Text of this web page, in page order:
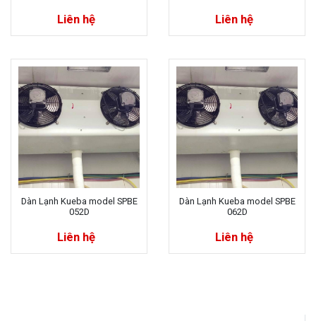
Liên hệ Liên hệ
Dàn Lạnh Kueba model SPBE
052D
Liên hệ
Dàn Lạnh Kueba model SPBE
062D
Liên hệ